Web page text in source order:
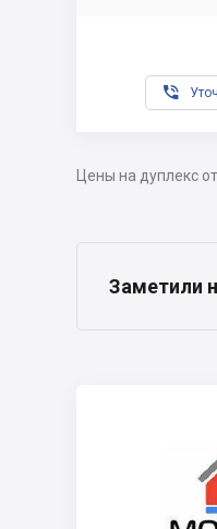

Цены на дуплекс
Заметили